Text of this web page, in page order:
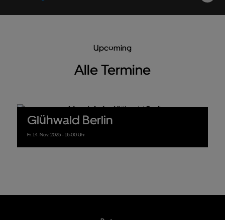
Upcoming
Alle Termine
Glühwald Berlin
Fr. 14. Nov. 2025- 16:00 Uhr